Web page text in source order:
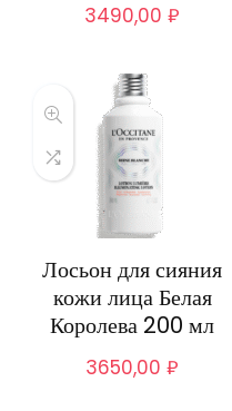
3490,00₽
Лосьон для сияния
кожи лица Белая
Королева 200 мл
3650,00₽